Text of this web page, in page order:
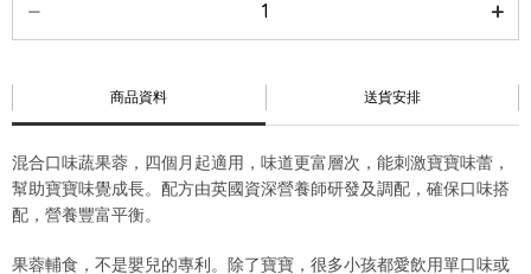
商品資料 送貨安排
混合口味蔬果蓉，四個月起適用，味道更富層次，能刺激寶寶味蕾，
幫助寶寶味覺成長。配方由英國資深營養師研發及調配，確保口味搭
配，營養豐富平衡。
果蓉輔食，不是嬰兒的專利。除了寶寶，很多小孩都愛飲用單口味或